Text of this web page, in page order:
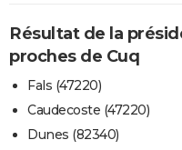
Résultat de la
proches de Cuq
Fals (47220)
Caudecoste (47220)
Dunes (82340)